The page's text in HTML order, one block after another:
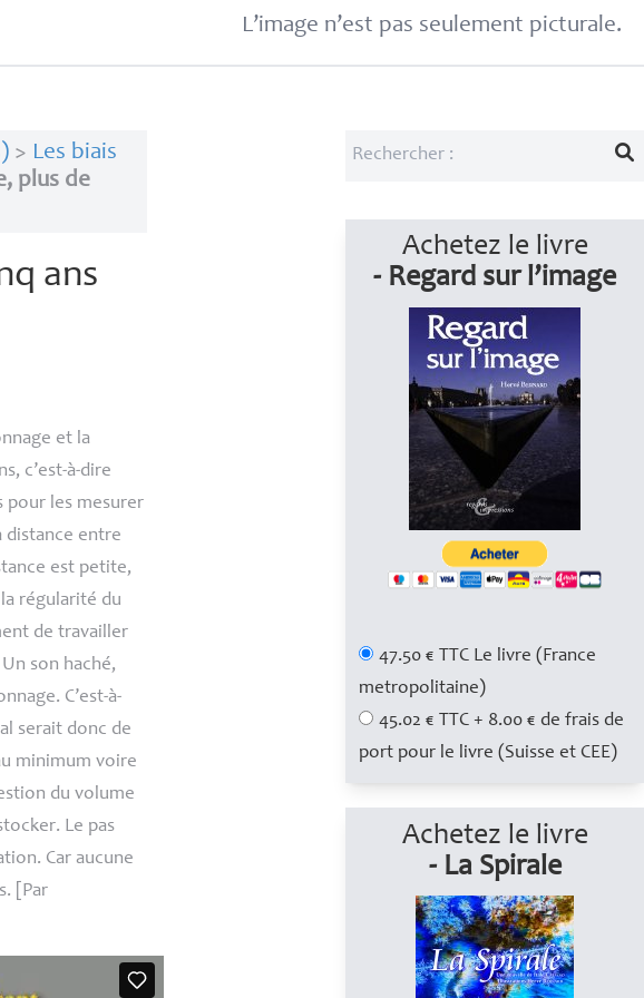
L’image n’est pas seulement picturale.
> Les biais
plus de
ans
et la
c’est-à-dire
pour les mesurer
distance entre
est petite,
régularité du
de travailler
son haché,
C’est-à-
serait donc de
minimum voire
du volume
Le pas
Car aucune
[Par
Achetez le livre
- Regard sur l’image
47.50 € TTC Le livre (France
metropolitaine)
45.02 € TTC + 8.00 € de frais de
port pour le livre (Suisse et CEE)
Achetez le livre
- La Spirale